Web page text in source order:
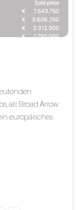
als Broad Arrow
europäisches